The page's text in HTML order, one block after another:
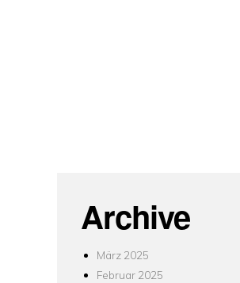
Archive
März 2025
Februar 2025